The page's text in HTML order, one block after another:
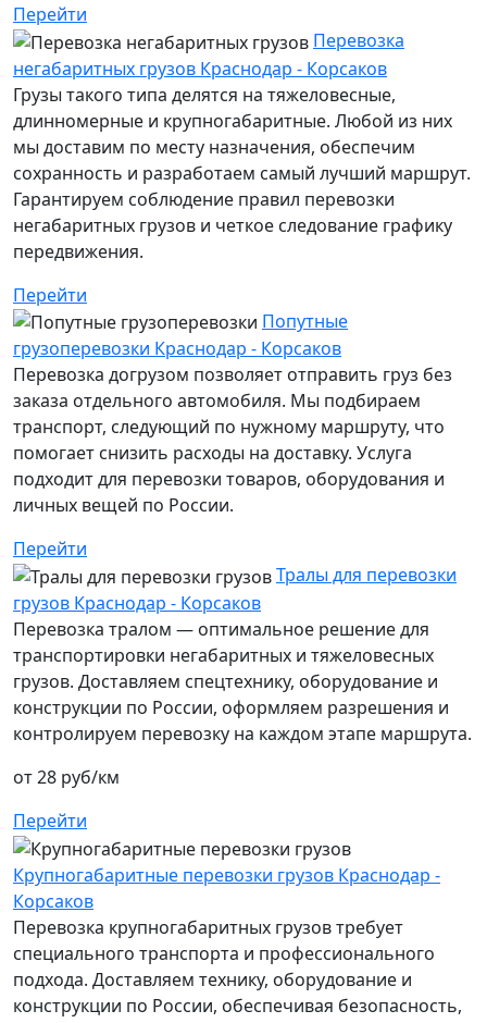
Перейти
Перевозка
негабаритных грузов Краснодар - Корсаков
Грузы такого типа делятся на тяжеловесные,
длинномерные и крупногабаритные. Любой из них
мы доставим по месту назначения, обеспечим
сохранность и разработаем самый лучший маршрут.
Гарантируем соблюдение правил перевозки
негабаритных грузов и четкое следование графику
передвижения.
Перейти
Попутные
грузоперевозки Краснодар - Корсаков
Перевозка догрузом позволяет отправить груз без
заказа отдельного автомобиля. Мы подбираем
транспорт, следующий по нужному маршруту, что
помогает снизить расходы на доставку. Услуга
подходит для перевозки товаров, оборудования и
личных вещей по России.
Перейти
Тралы для перевозки
грузов Краснодар - Корсаков
Перевозка тралом — оптимальное решение для
транспортировки негабаритных и тяжеловесных
грузов. Доставляем спецтехнику, оборудование и
конструкции по России, оформляем разрешения и
контролируем перевозку на каждом этапе маршрута.
от 28 руб/км
Перейти
Крупногабаритные перевозки грузов Краснодар -
Корсаков
Перевозка крупногабаритных грузов требует
специального транспорта и профессионального
подхода. Доставляем технику, оборудование и
конструкции по России, обеспечивая безопасность,